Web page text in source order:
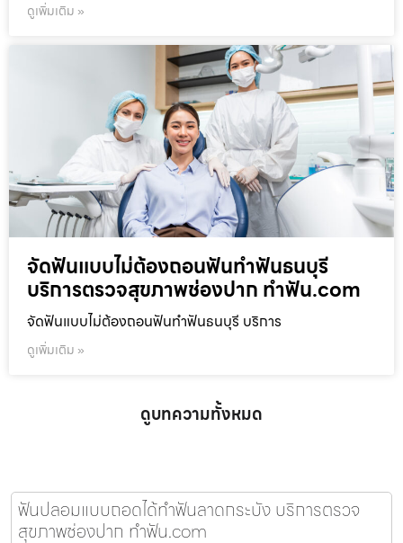
ดูเพิ่มเติม »
จัดฟันแบบไม่ต้องถอนฟันทำฟันธนบุรี
บริการตรวจสุขภาพช่องปาก ทำฟัน.com
จัดฟันแบบไม่ต้องถอนฟันทำฟันธนบุรี บริการ
ดูเพิ่มเติม »
ดูบทความทั้งหมด
ฟันปลอมแบบถอดได้ทำฟันลาดกระบัง บริการตรวจ
สุขภาพช่องปาก ทำฟัน.com